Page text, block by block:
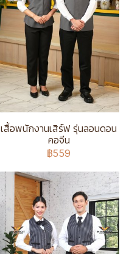
เสื้อพนักงานเสิร์ฟ รุ่นลอนดอน
คอจีน
฿559